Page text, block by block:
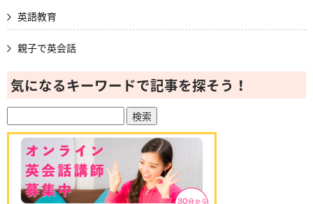
英語教育
親子で英会話
気になるキーワードで記事を探そう！